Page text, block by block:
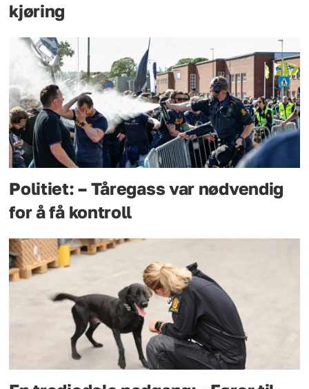
kjøring
Politiet: – Tåregass var nødvendig
for å få kontroll